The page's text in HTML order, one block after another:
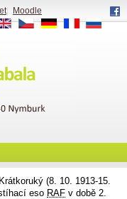
(8. 10. 1913-15.
eso RAF v době 2.
|
Moodle
EN
CS DE FR RU